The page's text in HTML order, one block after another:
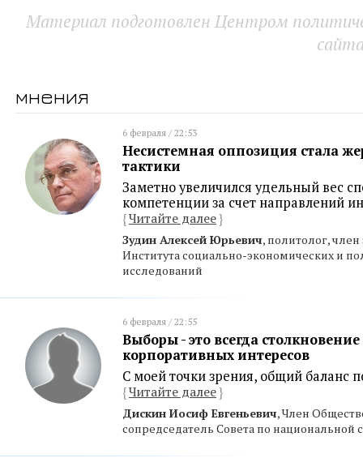
Материал подготовлен Центром
мнения
6 февраля / 22:53
Несистемная оппозиция стала
тактики
Заметно увеличился удельный вес
компетенции за счет направлений
{Читайте далее}
Зудин Алексей Юрьевич, политолог, член
Института социально-экономических и
исследований
6 февраля / 22:55
Выборы - это всегда
корпоративных интересов
С моей точки зрения, общий баланс
{Читайте далее}
Дискин Иосиф Евгеньевич, Член
сопредседатель Совета по национальной